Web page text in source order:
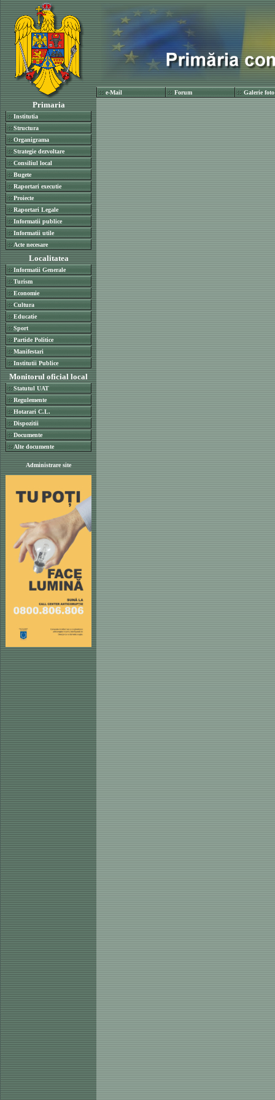
e-Mail Forum Galerie foto
Primaria
Institutia
Structura
Organigrama
Strategie dezvoltare
Consiliul local
Bugete
Raportari executie
Proiecte
Raportari Legale
Informatii publice
Informatii utile
Acte necesare
Localitatea
Informatii Generale
Turism
Economie
Cultura
Educatie
Sport
Partide Politice
Manifestari
Institutii Publice
Monitorul oficial local
Statutul UAT
Regulemente
Hotarari C.L.
Dispozitii
Documente
Alte documente
Administrare site